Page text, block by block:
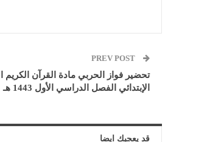
تحضير فواز الحربي مادة القرآن الكريم
الإبتدائي الفصل الدراسي الأول 1443 هـ
قد يعجبك ايضا